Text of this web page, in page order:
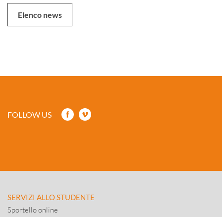
Elenco news
FOLLOW US
SERVIZI ALLO STUDENTE
Sportello online